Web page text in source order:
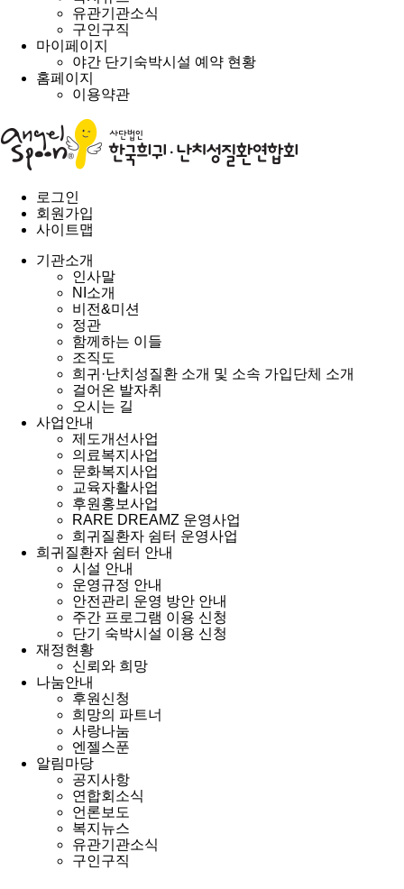
유관기관소식
구인구직
마이페이지
야간 단기숙박시설 예약 현황
홈페이지
이용약관
로그인
회원가입
사이트맵
기관소개
인사말
NI소개
비전&미션
정관
함께하는 이들
조직도
희귀·난치성질환 소개 및 소속 가입단체 소개
걸어온 발자취
오시는 길
사업안내
제도개선사업
의료복지사업
문화복지사업
교육자활사업
후원홍보사업
RARE DREAMZ 운영사업
희귀질환자 쉼터 운영사업
희귀질환자 쉼터 안내
시설 안내
운영규정 안내
안전관리 운영 방안 안내
주간 프로그램 이용 신청
단기 숙박시설 이용 신청
재정현황
신뢰와 희망
나눔안내
후원신청
희망의 파트너
사랑나눔
엔젤스푼
알림마당
공지사항
연합회소식
언론보도
복지뉴스
유관기관소식
구인구직